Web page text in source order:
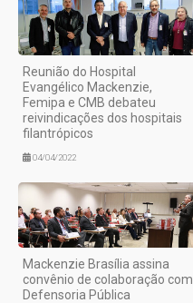
Reunião do Hospital
Evangélico Mackenzie,
Femipa e CMB debateu
reivindicações dos hospitais
filantrópicos
04/04/2022
Mackenzie Brasília assina
convênio de colaboração com
Defensoria Pública